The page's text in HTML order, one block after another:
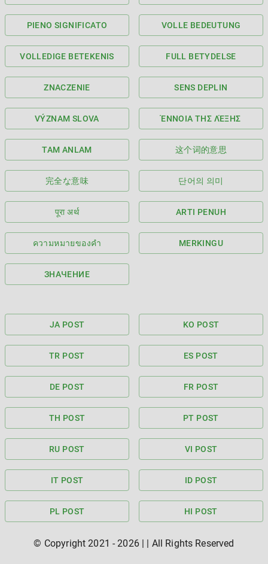
PIENO SIGNIFICATO VOLLE BEDEUTUNG
VOLLEDIGE BETEKENIS FULL BETYDELSE
ZNACZENIE SENS DEPLIN
VÝZNAM SLOVA ΈΝΝΟΙΑ ΤΗΣ ΛΈΞΗΣ
TAM ANLAM 这个词的意思
完全な意味 단어의 의미
पूरा अर्थ ARTI PENUH
ความหมายของคำ MERKINGU
ЗНАЧЕНИЕ
JA POST KO POST
TR POST ES POST
DE POST FR POST
TH POST PT POST
RU POST VI POST
IT POST ID POST
PL POST HI POST
© Copyright 2021 - 2026| | All Rights Reserved